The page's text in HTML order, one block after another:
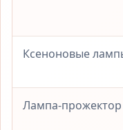
Ксеноновые
Лампа-прожектор